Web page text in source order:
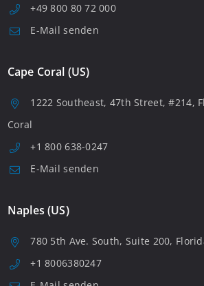
+49 800 80 72 000
E-Mail senden
Cape Coral (US)
1222 Southeast, 47th Street, #214,
Coral
+1 800 638-0247
E-Mail senden
Naples (US)
780 5th Ave. South, Suite 200,
+1 8006380247